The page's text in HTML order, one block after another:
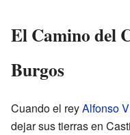
El Camino del
Burgos
Cuando el reyAlfonso
dejar sus tierras en